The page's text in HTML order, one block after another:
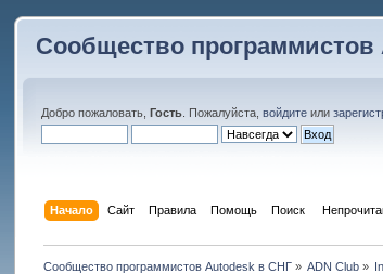
Сообщество
Добро пожаловать,Гость . Пожалуйста,войдите или
Начало Сайт Правила Помощь Поиск
Сообщество программистов Autodesk в СНГ» ADN Club »